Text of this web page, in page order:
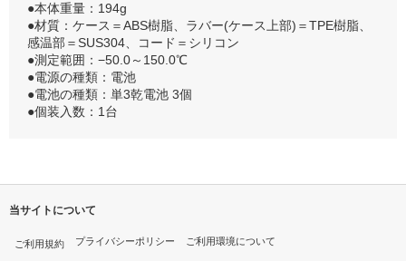
●本体重量：194g
●材質：ケース＝ABS樹脂、ラバー(ケース上部)＝TPE樹脂、
感温部＝SUS304、コード＝シリコン
●測定範囲：−50.0～150.0℃
●電源の種類：電池
●電池の種類：単3乾電池 3個
●個装入数：1台
当サイトについて
ご利用規約 プライバシーポリシー ご利用環境について